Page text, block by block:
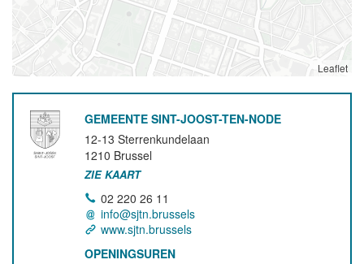
Leaflet
GEMEENTE SINT-JOOST-TEN-NODE
12-13 Sterrenkundelaan
1210 Brussel
ZIE KAART
02 220 26 11
info@sjtn.brussels
www.sjtn.brussels
OPENINGSUREN